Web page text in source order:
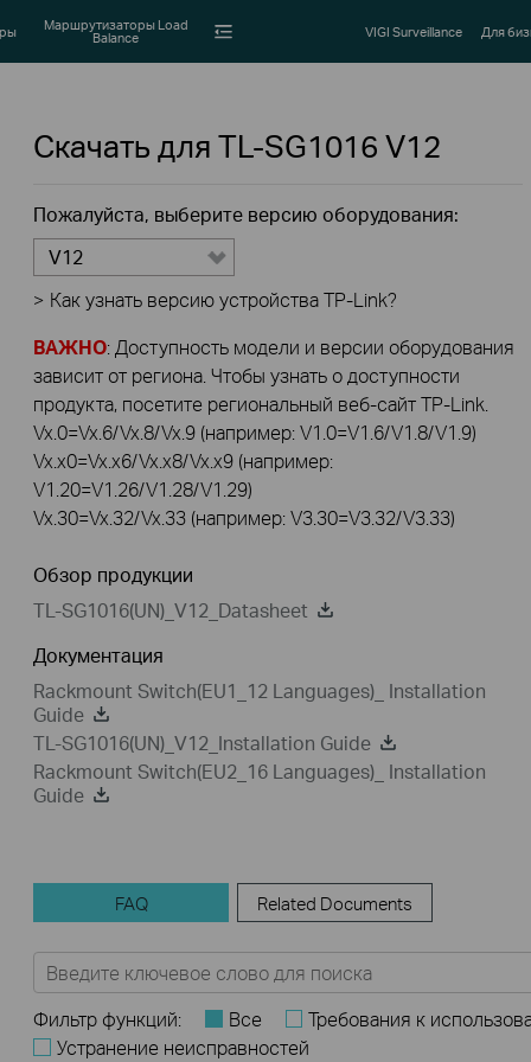
Маршрутизаторы Load
Balance VIGI Surveillance Для
Скачать для TL-SG1016 V12
Пожалуйста, выберите версию оборудования:
V12
> Как узнать версию устройства TP-Link?
ВАЖНО: Доступность модели и версии оборудования
зависит от региона. Чтобы узнать о доступности
продукта, посетите региональный веб-сайт TP-Link.
Vx.0=Vx.6/Vx.8/Vx.9 (например: V1.0=V1.6/V1.8/V1.9)
Vx.x0=Vx.x6/Vx.x8/Vx.x9 (например:
V1.20=V1.26/V1.28/V1.29)
Vx.30=Vx.32/Vx.33 (например: V3.30=V3.32/V3.33)
Обзор продукции
TL-SG1016(UN)_V12_Datasheet
Документация
Rackmount Switch(EU1_12 Languages)_ Installation
Guide
TL-SG1016(UN)_V12_Installation Guide
Rackmount Switch(EU2_16 Languages)_ Installation
Guide
FAQ Related Documents
Фильтр функций: Все
Требования к
Устранение неисправностей